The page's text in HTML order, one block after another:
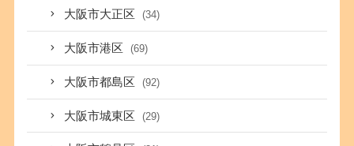
大阪市大正区 (34)
大阪市港区 (69)
大阪市都島区 (92)
大阪市城東区 (29)